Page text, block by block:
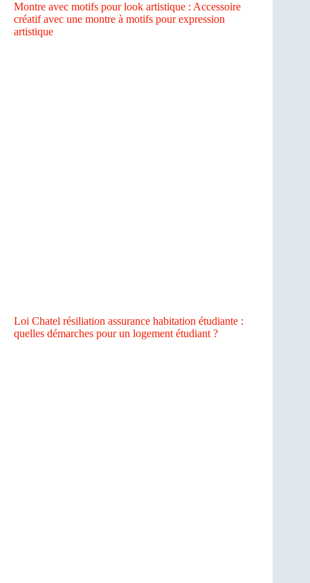
Montre avec motifs pour look artistique : Accessoire
créatif avec une montre à motifs pour expression
artistique
Loi Chatel résiliation assurance habitation étudiante :
quelles démarches pour un logement étudiant ?